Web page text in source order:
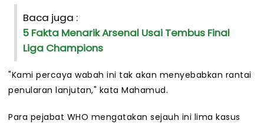
Baca juga :
5 Fakta Menarik Arsenal Usai Tembus Final
Liga Champions
"Kami percaya wabah ini tak akan menyebabkan rantai
penularan lanjutan," kata Mahamud.
Para pejabat WHO mengatakan sejauh ini lima kasus